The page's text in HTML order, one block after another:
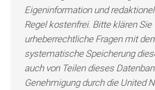
Eigeninformation und
Regel kostenfrei. Bitte klären
urheberrechtliche Fragen mit
systematische Speicherung
auch von Teilen dieses
Genehmigung durch die United